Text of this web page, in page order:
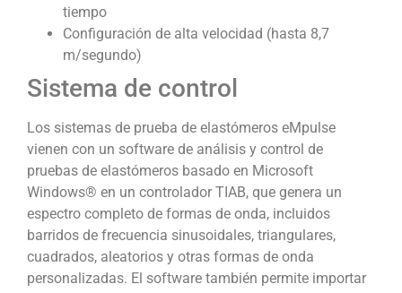
tiempo
Configuración de alta velocidad (hasta 8,7
m/segundo)
Sistema de control
Los sistemas de prueba de elastómeros eMpulse
vienen con un software de análisis y control de
pruebas de elastómeros basado en Microsoft
Windows® en un controlador TIAB, que genera un
espectro completo de formas de onda, incluidos
barridos de frecuencia sinusoidales, triangulares,
cuadrados, aleatorios y otras formas de onda
personalizadas. El software también permite importar